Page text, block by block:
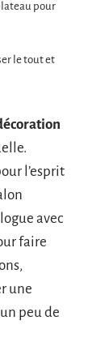
pour
le tout et
l’esprit
avec
faire
une
peu de